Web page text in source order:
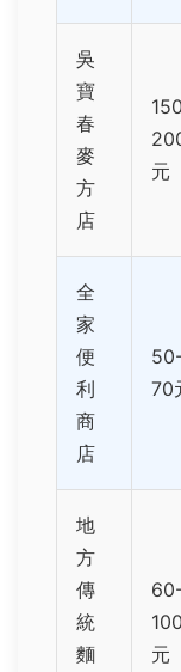
吳
寶
春
麥
方
店
元
全
家
便
利
商
店
70
地
方
傳
統
麵
100
元